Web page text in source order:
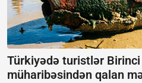
Türkiyədə turistlər Birinci
müharibəsindən qalan